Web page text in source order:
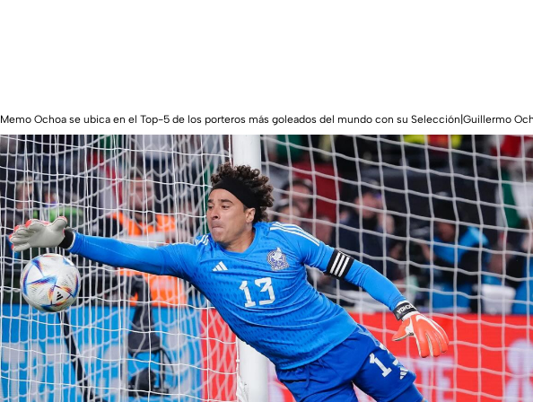
Memo Ochoa se ubica en el Top-5 de los porteros más goleados del mundo con su Selección|Guillermo